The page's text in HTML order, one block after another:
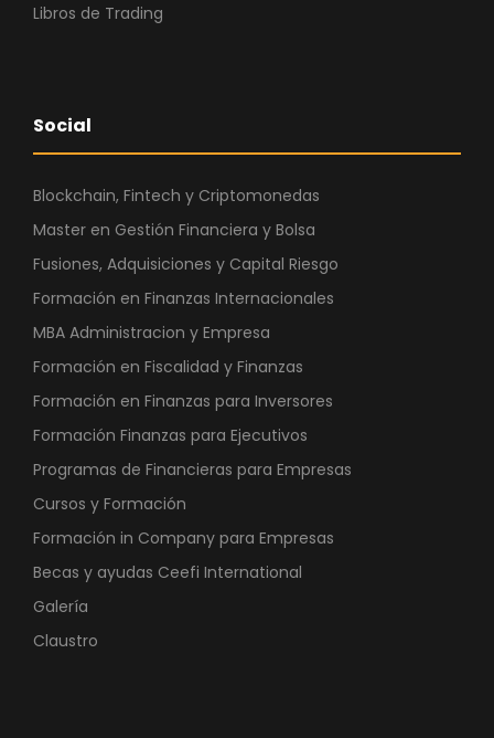
Libros de Trading
Social
Blockchain, Fintech y Criptomonedas
Master en Gestión Financiera y Bolsa
Fusiones, Adquisiciones y Capital Riesgo
Formación en Finanzas Internacionales
MBA Administracion y Empresa
Formación en Fiscalidad y Finanzas
Formación en Finanzas para Inversores
Formación Finanzas para Ejecutivos
Programas de Financieras para Empresas
Cursos y Formación
Formación in Company para Empresas
Becas y ayudas Ceefi International
Galería
Claustro